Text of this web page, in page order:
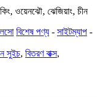
ওয়েনঝৌ, ঝেজিয়াং, চীন
বিশেষ পণ্য - সাইটম্যাপ -
সুইচ, বিতরণ বাক্স,